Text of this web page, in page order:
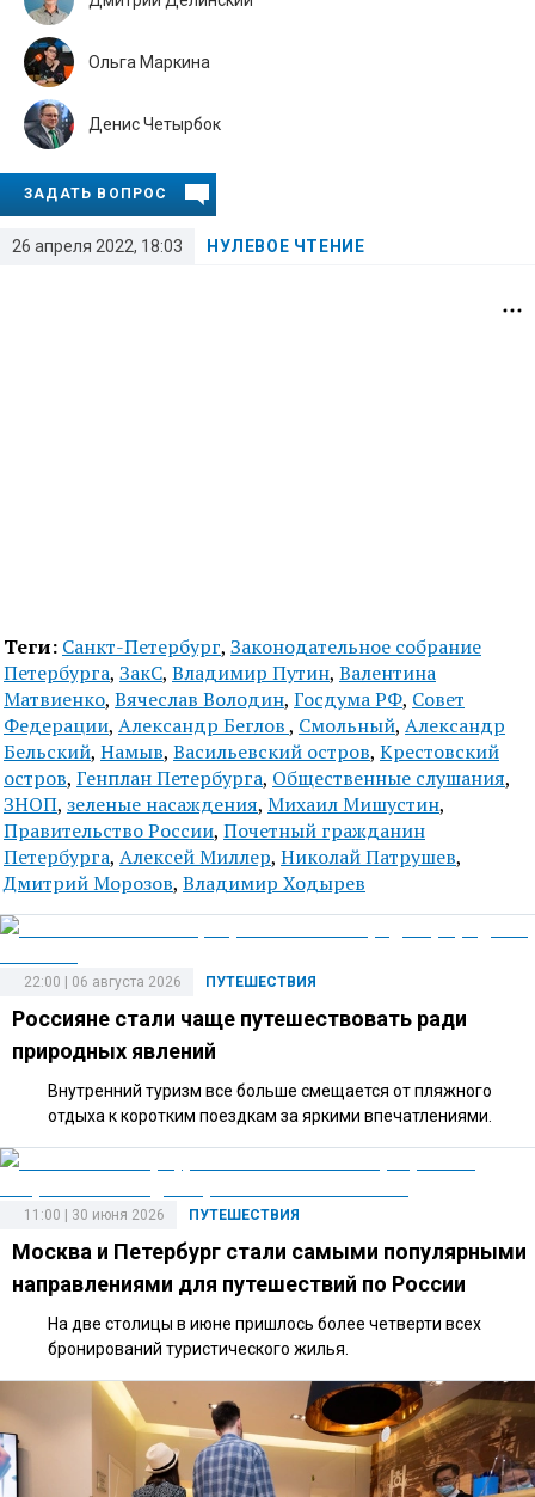
26 апреля 2022, 18:03 НУЛЕВОЕ ЧТЕНИЕ
Ольга Маркина
Денис Четырбок
ЗАДАТЬ ВОПРОС
Теги: Санкт-Петербург, Законодательное собрание
Петербурга, ЗакС, Владимир Путин, Валентина
Матвиенко, Вячеслав Володин, Госдума РФ, Совет
Федерации, Александр Беглов, Смольный, Александр
Бельский, Намыв, Васильевский остров, Крестовский
остров, Генплан Петербурга, Общественные слушания,
ЗНОП, зеленые насаждения, Михаил Мишустин,
Правительство России, Почетный гражданин
Петербурга, Алексей Миллер, Николай Патрушев,
Дмитрий Морозов, Владимир Ходырев
ПУТЕШЕСТВИЯ
22:00 | 06 августа 2026
Россияне стали чаще путешествовать ради
природных явлений
Внутренний туризм все больше смещается от пляжного
отдыха к коротким поездкам за яркими впечатлениями.
ПУТЕШЕСТВИЯ
11:00 | 30 июня 2026
Москва и Петербург стали самыми популярными
направлениями для путешествий по России
На две столицы в июне пришлось более четверти всех
бронирований туристического жилья.